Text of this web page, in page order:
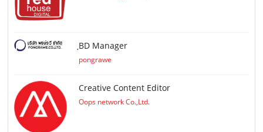
ฺBD Manager
pongrawe
Creative Content Editor
Oops network Co.,Ltd.